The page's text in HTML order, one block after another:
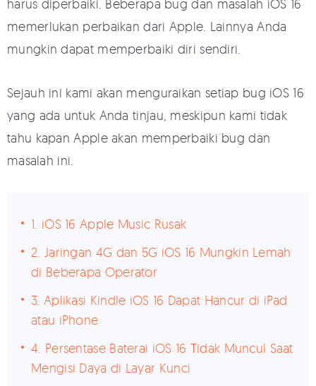
harus diperbaiki. Beberapa bug dan masalah iOS 16
memerlukan perbaikan dari Apple. Lainnya Anda
mungkin dapat memperbaiki diri sendiri.
Sejauh ini kami akan menguraikan setiap bug iOS 16
yang ada untuk Anda tinjau, meskipun kami tidak
tahu kapan Apple akan memperbaiki bug dan
masalah ini.
1. iOS 16 Apple Music Rusak
2. Jaringan 4G dan 5G iOS 16 Mungkin Lemah
di Beberapa Operator
3. Aplikasi Kindle iOS 16 Dapat Hancur di iPad
atau iPhone
4. Persentase Baterai iOS 16 Tidak Muncul Saat
Mengisi Daya di Layar Kunci